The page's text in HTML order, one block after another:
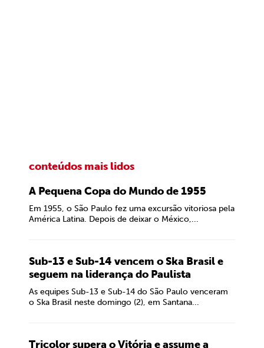
conteúdos mais lidos
A Pequena Copa do Mundo de 1955
Em 1955, o São Paulo fez uma excursão vitoriosa pela
América Latina. Depois de deixar o México,...
Sub-13 e Sub-14 vencem o Ska Brasil e
seguem na liderança do Paulista
As equipes Sub-13 e Sub-14 do São Paulo venceram
o Ska Brasil neste domingo (2), em Santana...
Tricolor supera o Vitória e assume a